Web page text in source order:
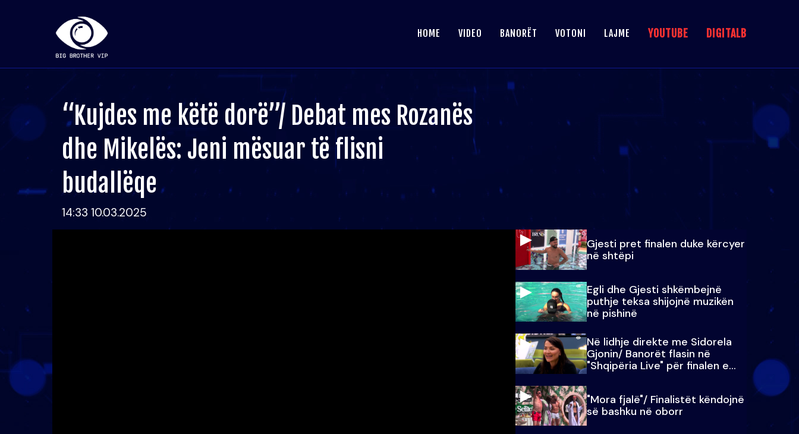
HOME VIDEO BANORËT VOTONI LAJME YOUTUBE DIGITALB
“Kujdes me këtë dorë”/ Debat mes Rozanës
dhe Mikelës: Jeni mësuar të flisni
budallëqe
14:33 10.03.2025
Gjesti pret finalen duke kërcyer
në shtëpi
Egli dhe Gjesti shkëmbejnë
puthje teksa shijojnë muzikën
në pishinë
Në lidhje direkte me Sidorela
Gjonin/ Banorët flasin në
"Shqipëria Live" për finalen e
madhe
"Mora fjalë"/ Finalistët këndojnë
së bashku në oborr